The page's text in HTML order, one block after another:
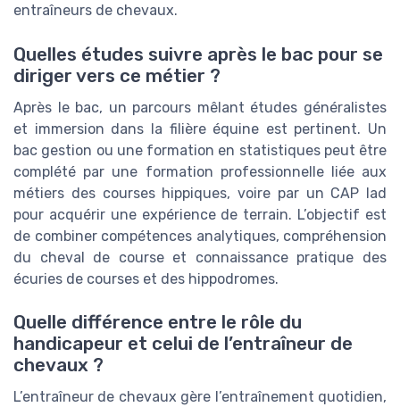
entraîneurs de chevaux.
Quelles études suivre après le bac pour se
diriger vers ce métier ?
Après le bac, un parcours mêlant études généralistes
et immersion dans la filière équine est pertinent. Un
bac gestion ou une formation en statistiques peut être
complété par une formation professionnelle liée aux
métiers des courses hippiques, voire par un CAP lad
pour acquérir une expérience de terrain. L’objectif est
de combiner compétences analytiques, compréhension
du cheval de course et connaissance pratique des
écuries de courses et des hippodromes.
Quelle différence entre le rôle du
handicapeur et celui de l’entraîneur de
chevaux ?
L’entraîneur de chevaux gère l’entraînement quotidien,